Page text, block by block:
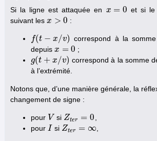
Si la ligne est attaquée en x = 0
x= 0
et si le
suivant les x > 0
x> 0 :
f(t − x/v)
f(t−x/v )
correspond à la
depuis x = 0
x= 0
;
g(t + x/v)
g(t+ x/v)
correspond à la somme
à l’extrémité.
Notons que, d’une manière générale, la
changement de signe :
pour V
V si Zter = 0
Zter=0
pour I
I si Zter = ∞
Zter=∞